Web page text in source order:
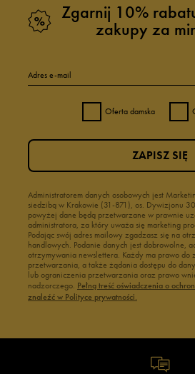
Zgarnij 10%
zakupy za
Adres e-mail
Oferta damska
Administratorem danych osobowych jest
siedzibą w Krakowie (31-871), os. Dywizjonu
powyżej dane będą przetwarzane w prawnie
administratora, za który uważa się marketing
Podając swój adres mailowy zgadzasz się na
handlowych. Podanie danych jest dobrowolne,
otrzymywania newslettera. Każdy ma prawo do
przetwarzania, a także żądania dostępu do
lub ograniczenia przetwarzania oraz prawo
nadzorczego. Pełną treść oświadczenia o
znaleźć w Polityce prywatności.
ZAPISZ SIĘ